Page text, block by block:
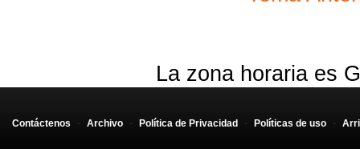
La zona horaria es
Contáctenos - Archivo - Política de Privacidad - Políticas de uso -